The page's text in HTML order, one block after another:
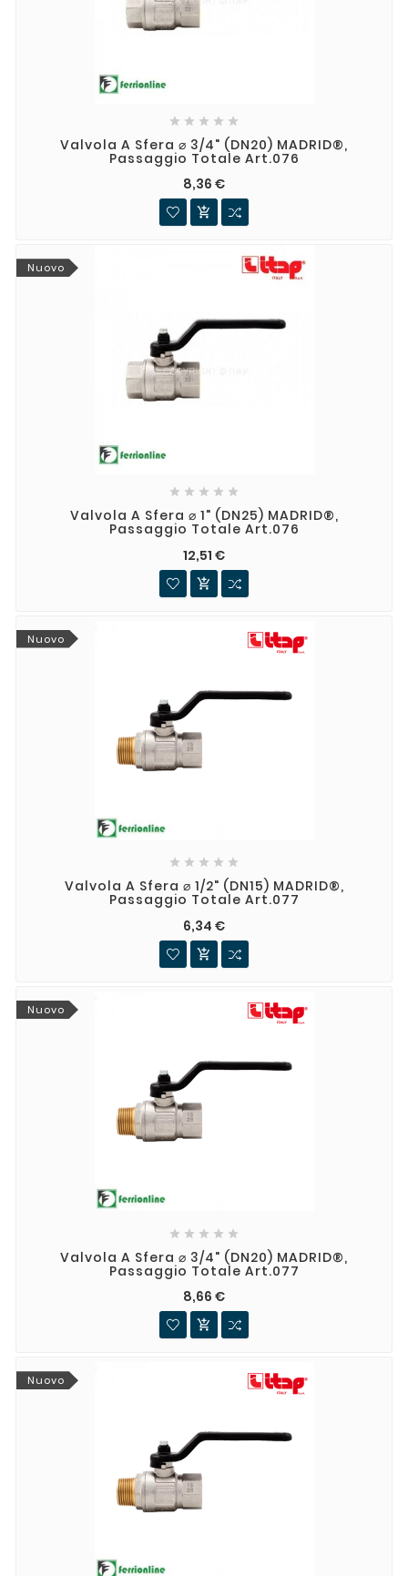
    
Valvola A Sfera ⌀ 3/4" (DN20) MADRID®,
Passaggio Totale Art.076
8,36 €

Nuovo
    
Valvola A Sfera ⌀ 1" (DN25) MADRID®,
Passaggio Totale Art.076
12,51 €

Nuovo
    
Valvola A Sfera ⌀ 1/2" (DN15) MADRID®,
Passaggio Totale Art.077
6,34 €

Nuovo
    
Valvola A Sfera ⌀ 3/4" (DN20) MADRID®,
Passaggio Totale Art.077
8,66 €

Nuovo